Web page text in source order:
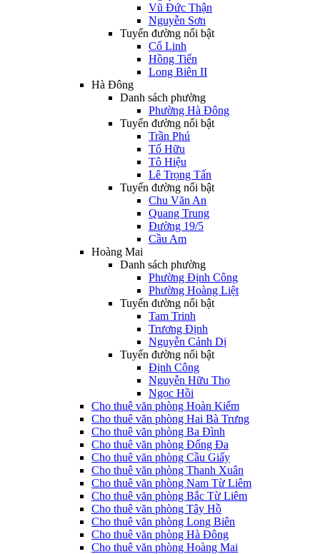
Vũ Đức Thận
Nguyễn Sơn
Tuyến đường nổi bật
Cổ Linh
Hồng Tiến
Long Biên II
Hà Đông
Danh sách phường
Phường Hà Đông
Tuyến đường nổi bật
Trần Phú
Tố Hữu
Tô Hiệu
Lê Trọng Tấn
Tuyến đường nổi bật
Chu Văn An
Quang Trung
Đường 19/5
Cầu Am
Hoàng Mai
Danh sách phường
Phường Định Công
Phường Hoàng Liệt
Tuyến đường nổi bật
Tam Trinh
Trương Định
Nguyễn Cảnh Dị
Tuyến đường nổi bật
Định Công
Nguyễn Hữu Thọ
Ngọc Hồi
Cho thuê văn phòng Hoàn Kiếm
Cho thuê văn phòng Hai Bà Trưng
Cho thuê văn phòng Ba Đình
Cho thuê văn phòng Đống Đa
Cho thuê văn phòng Cầu Giấy
Cho thuê văn phòng Thanh Xuân
Cho thuê văn phòng Nam Từ Liêm
Cho thuê văn phòng Bắc Từ Liêm
Cho thuê văn phòng Tây Hồ
Cho thuê văn phòng Long Biên
Cho thuê văn phòng Hà Đông
Cho thuê văn phòng Hoàng Mai